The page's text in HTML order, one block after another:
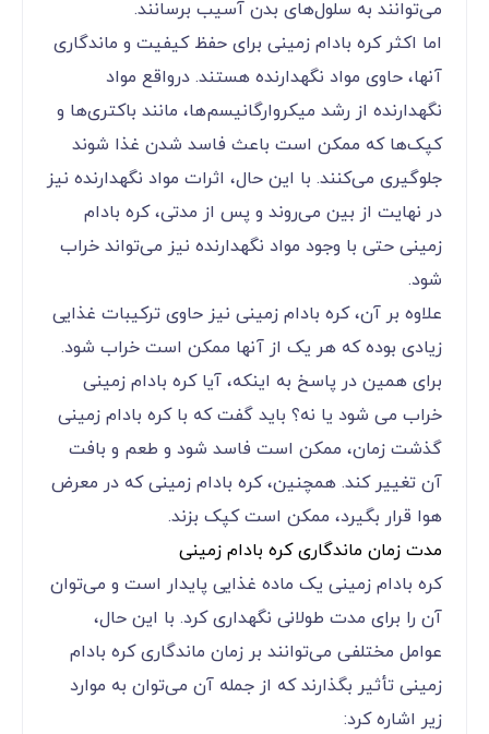
می‌توانند به سلول‌های بدن آسیب برسانند.
اما اکثر کره بادام زمینی برای حفظ کیفیت و ماندگاری
آنها، حاوی مواد نگهدارنده هستند. درواقع مواد
نگهدارنده از رشد میکروارگانیسم‌ها، مانند باکتری‌ها و
کپک‌ها که ممکن است باعث فاسد شدن غذا شوند
جلوگیری می‌کنند. با این حال، اثرات مواد نگهدارنده نیز
در نهایت از بین می‌روند و پس از مدتی، کره بادام
زمینی حتی با وجود مواد نگهدارنده نیز می‌تواند خراب
شود.
علاوه بر آن، کره بادام زمینی نیز حاوی ترکیبات غذایی
زیادی بوده که هر یک از آنها ممکن است خراب شود.
برای همین در پاسخ به اینکه، آیا کره بادام زمینی
خراب می شود یا نه؟ باید گفت که با کره بادام زمینی
گذشت زمان، ممکن است فاسد شود و طعم و بافت
آن تغییر کند. همچنین، کره بادام زمینی که در معرض
هوا قرار بگیرد، ممکن است کپک بزند.
مدت زمان ماندگاری کره بادام زمینی
کره بادام زمینی یک ماده غذایی پایدار است و می‌توان
آن را برای مدت طولانی نگهداری کرد. با این حال،
عوامل مختلفی می‌توانند بر زمان ماندگاری کره بادام
زمینی تأثیر بگذارند که از جمله آن می‌توان به موارد
زیر اشاره کرد: